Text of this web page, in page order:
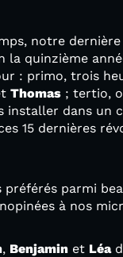
notre
quinzième
: primo, trois
Thomas ; tertio,
installer dans un
15 dernières
préférés parmi
à nos
, Benjamin et Léa